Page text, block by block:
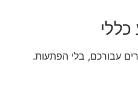
כללי
עבורכם, בלי הפתעות.